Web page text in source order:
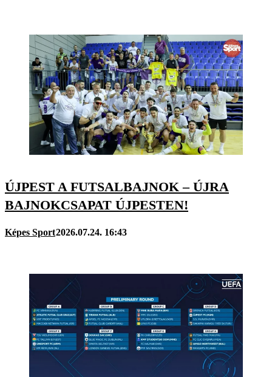
ÚJPEST A FUTSALBAJNOK – ÚJRA
BAJNOKCSAPAT ÚJPESTEN!
Képes Sport2026.07.24. 16:43